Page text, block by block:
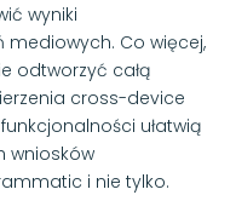
wyniki
mediowych. Co więcej,
odtworzyć całą
cross-device
ułatwią
wniosków
i nie tylko.